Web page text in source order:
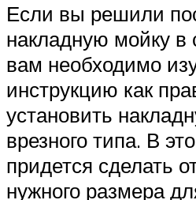
Если вы решили
накладную мойку в
вам необходимо
инструкцию как
установить
врезного типа. В
придется сделать
нужного размера